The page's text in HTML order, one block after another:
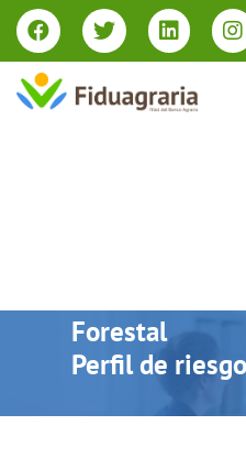
Forestal
Perfil de